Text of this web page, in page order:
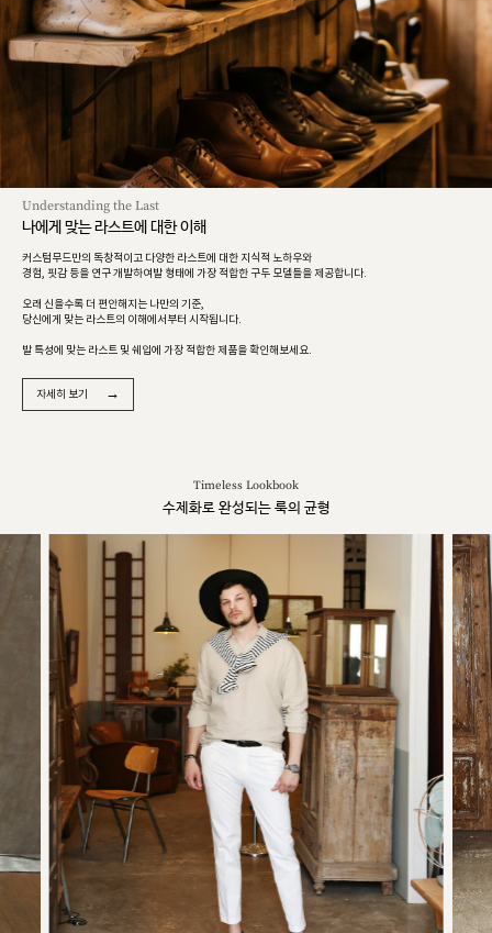
Understanding the Last
나에게 맞는 라스트에 대한 이해
커스텀무드만의 독창적이고 다양한 라스트에 대한 지식적 노하우와
경험, 핏감 등을 연구 개발하여발 형태에 가장 적합한 구두 모델들을 제공합니다.
오래 신을수록 더 편안해지는 나만의 기준,
당신에게 맞는 라스트의 이해에서부터 시작됩니다.
발 특성에 맞는 라스트 및 쉐입에 가장 적합한 제품을 확인해보세요.
자세히 보기 →
Timeless Lookbook
수제화로 완성되는 룩의 균형